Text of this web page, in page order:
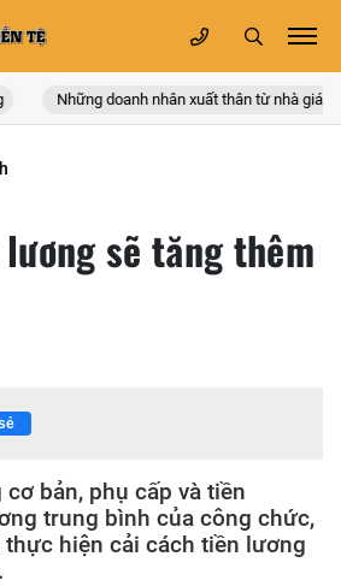
Những doanh nhân xuất thân từ nhà giáo
sẽ tăng thêm
bản, phụ cấp và tiền
trung bình của công chức,
hiện cải cách tiền lương